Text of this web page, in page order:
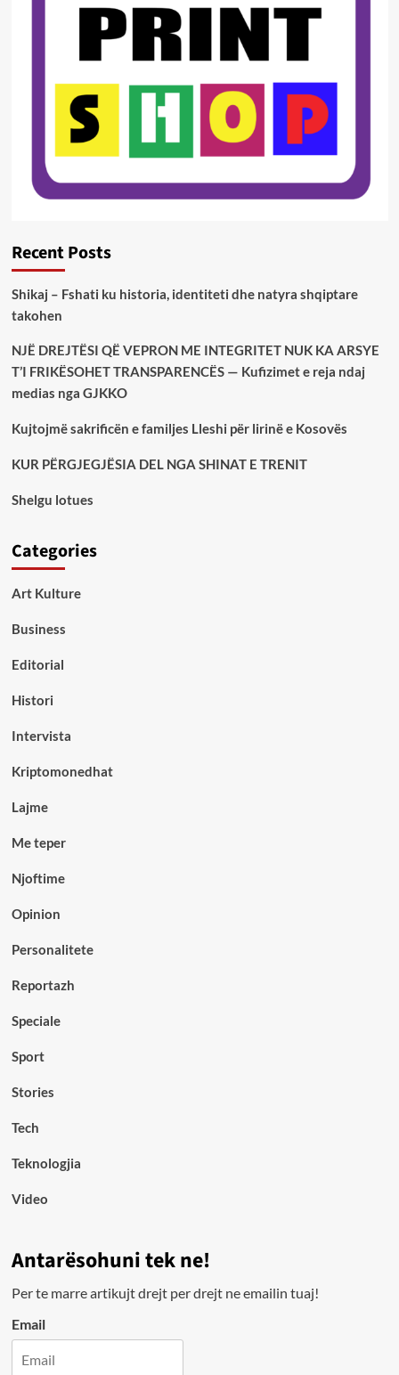
Recent Posts
Shikaj – Fshati ku historia, identiteti dhe natyra shqiptare
takohen
NJË DREJTËSI QË VEPRON ME INTEGRITET NUK KA ARSYE
T’I FRIKËSOHET TRANSPARENCËS — Kufizimet e reja ndaj
medias nga GJKKO
Kujtojmë sakrificën e familjes Lleshi për lirinë e Kosovës
KUR PËRGJEGJËSIA DEL NGA SHINAT E TRENIT
Shelgu lotues
Categories
Art Kulture
Business
Editorial
Histori
Intervista
Kriptomonedhat
Lajme
Me teper
Njoftime
Opinion
Personalitete
Reportazh
Speciale
Sport
Stories
Tech
Teknologjia
Video
Antarësohuni tek ne!
Per te marre artikujt drejt per drejt ne emailin tuaj!
Email